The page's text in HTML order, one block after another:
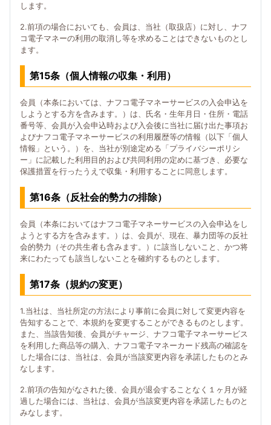
します。
2.前項の場合においても、会員は、当社（取扱店）に対し、ナフ
コ電子マネーの利用の取消し等を求めることはできないものとし
ます。
第15条（個人情報の収集・利用）
会員（本条においては、ナフコ電子マネーサービスの入会申込を
しようとする方を含みます。）は、氏名・生年月日・住所・電話
番号等、会員が入会申込時および入会後に当社に届け出た事項お
よびナフコ電子マネーサービスの利用履歴等の情報（以下「個人
情報」という。）を、当社が別途定める「プライバシーポリシ
ー」に記載した利用目的および共同利用の定めに基づき、必要な
保護措置を行ったうえで収集・利用することに同意します。
第16条（反社会的勢力の排除）
会員（本条においてはナフコ電子マネーサービスの入会申込をし
ようとする方を含みます。）は、会員が、現在、暴力団等の反社
会的勢力（その共生者も含みます。）に該当しないこと、かつ将
来にわたっても該当しないことを確約するものとします。
第17条（規約の変更）
1.当社は、当社所定の方法により事前に会員に対して変更内容を
告知することで、本規約を変更することができるものとします。
また、当該告知後、会員がチャージ、ナフコ電子マネーサービス
を利用した商品等の購入、ナフコ電子マネーカード残高の確認を
した場合には、当社は、会員が当該変更内容を承諾したものとみ
なします。
2.前項の告知がなされた後、会員が退会することなく１ヶ月が経
過した場合には、当社は、会員が当該変更内容を承諾したものと
みなします。